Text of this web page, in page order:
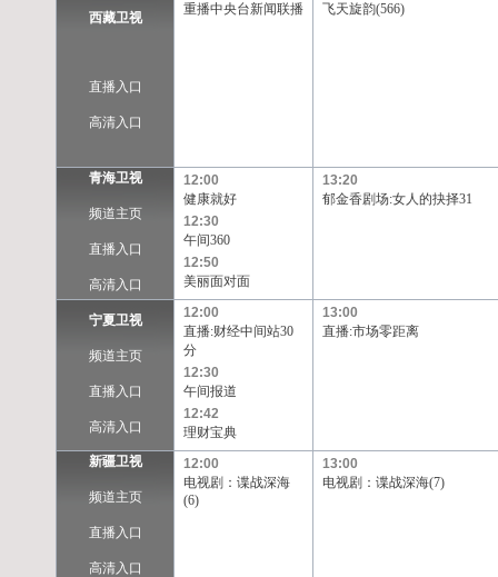
西藏卫视
直播入口
高清入口
重播中央台新闻联播
飞天旋韵(566)
青海卫视
频道主页
直播入口
高清入口
12:00
健康就好
12:30
午间360
12:50
美丽面对面
13:20
郁金香剧场:女人的抉择31
宁夏卫视
频道主页
直播入口
高清入口
12:00
直播:财经中间站30
分
12:30
午间报道
12:42
理财宝典
13:00
直播:市场零距离
新疆卫视
频道主页
直播入口
高清入口
12:00
电视剧：谍战深海
(6)
13:00
电视剧：谍战深海(7)